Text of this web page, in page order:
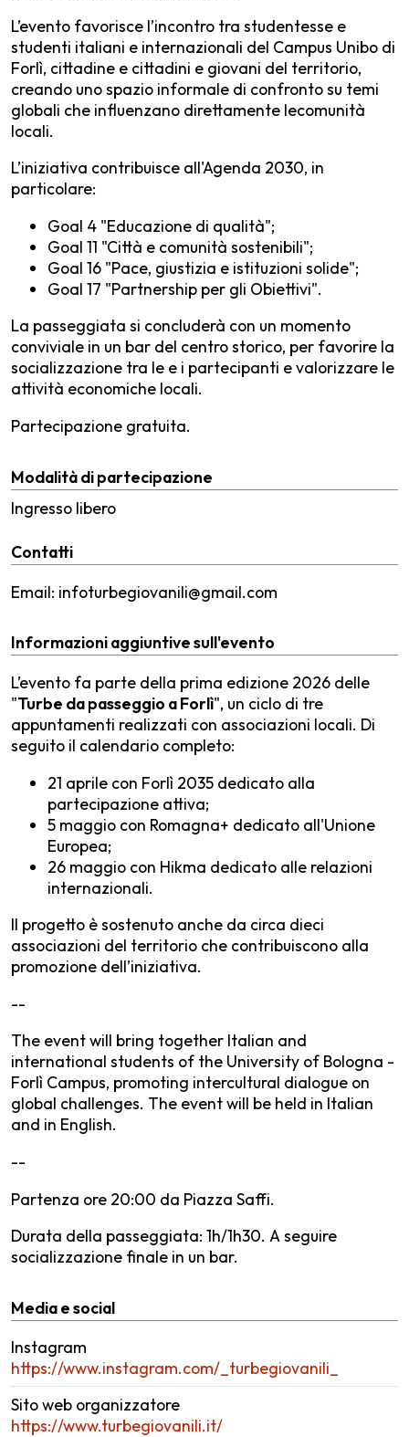
L’evento favorisce l’incontro tra studentesse e
studenti italiani e internazionali del Campus Unibo di
Forlì, cittadine e cittadini e giovani del territorio,
creando uno spazio informale di confronto su temi
globali che influenzano direttamente lecomunità
locali.
L’iniziativa contribuisce all'Agenda 2030, in
particolare:
Goal 4 "Educazione di qualità";
Goal 11 "Città e comunità sostenibili";
Goal 16 "Pace, giustizia e istituzioni solide";
Goal 17 "Partnership per gli Obiettivi".
La passeggiata si concluderà con un momento
conviviale in un bar del centro storico, per favorire la
socializzazione tra le e i partecipanti e valorizzare le
attività economiche locali.
Partecipazione gratuita.
Modalità di partecipazione
Ingresso libero
Contatti
Email: infoturbegiovanili@gmail.com
Informazioni aggiuntive sull'evento
L’evento fa parte della prima edizione 2026 delle
"Turbe da passeggio a Forlì", un ciclo di tre
appuntamenti realizzati con associazioni locali. Di
seguito il calendario completo:
21 aprile con Forlì 2035 dedicato alla
partecipazione attiva;
5 maggio con Romagna+ dedicato all'Unione
Europea;
26 maggio con Hikma dedicato alle relazioni
internazionali.
Il progetto è sostenuto anche da circa dieci
associazioni del territorio che contribuiscono alla
promozione dell’iniziativa.
--
The event will bring together Italian and
international students of the University of Bologna -
Forlì Campus, promoting intercultural dialogue on
global challenges. The event will be held in Italian
and in English.
--
Partenza ore 20:00 da Piazza Saffi.
Durata della passeggiata: 1h/1h30. A seguire
socializzazione finale in un bar.
Media e social
Instagram
https://www.instagram.com/_turbegiovanili_
Sito web organizzatore
https://www.turbegiovanili.it/